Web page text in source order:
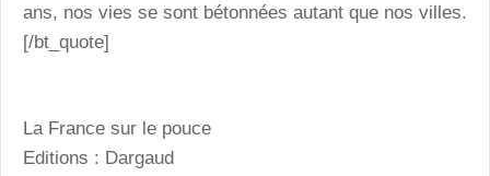
ans, nos vies se sont bétonnées autant que nos villes.
[/bt_quote]
La France sur le pouce
Editions : Dargaud